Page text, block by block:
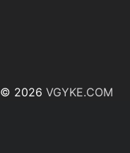
© 2026 VGYKE.COM